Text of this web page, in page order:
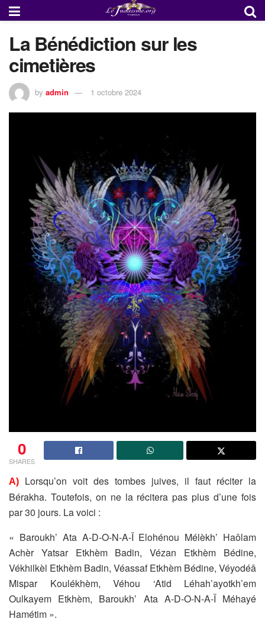
La Bénédiction sur les
cimetières
by admin 1 octobre 2024
0
SHARES
A)
Lorsqu’on voit des tombes juives, il faut réciter la
Bérakha. Toutefois, on ne la récitera pas plus d’une fois
par 30 jours. La voici :
« Baroukh’ Ata A-D-O-N-A-Ï Elohénou Mélèkh’ Haôlam
Achèr Yatsar Etkhèm Badin, Vézan Etkhèm Bédine,
Vékhilkèl Etkhèm Badin, Véassaf Etkhèm Bédine, Véyodéâ
Mispar Koulékhèm, Véhou ‘Atid Léhah’ayotkh’em
Oulkayem Etkhèm, Baroukh’ Ata A-D-O-N-A-Ï Méhayé
Hamétim ».